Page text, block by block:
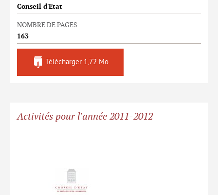
Conseil d'Etat
NOMBRE DE PAGES
163
Télécharger 1,72 Mo
Activités pour l'année 2011-2012